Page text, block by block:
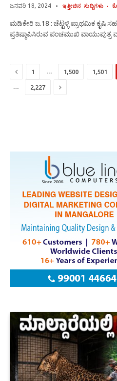
ಜನವರಿ 18, 2024 ಇತ್ತೀಚಿನ ಸುದ್ದಿಗಳು
ಮಡಿಕೇರಿ ಜ.18 : ಚೆಟ್ಟಳ್ಳಿ ಪ್ರಾಥಮಿಕ ಕೃಷಿ
ಪ್ರತಿಷ್ಠಾಪಿಸಿರುವ ಪಂಚಮುಖಿ
Previous
1 … 1,500 1,501
… 2,227 Next